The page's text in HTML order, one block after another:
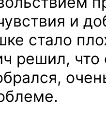
и
стало
решил, что